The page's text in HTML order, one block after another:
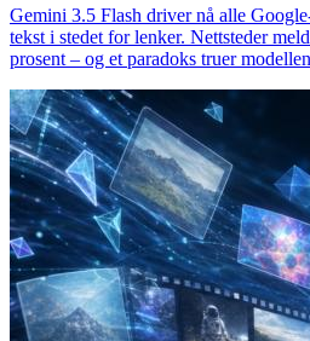
Gemini 3.5 Flash driver nå alle
tekst i stedet for lenker. Nettsteder
prosent – og et paradoks truer